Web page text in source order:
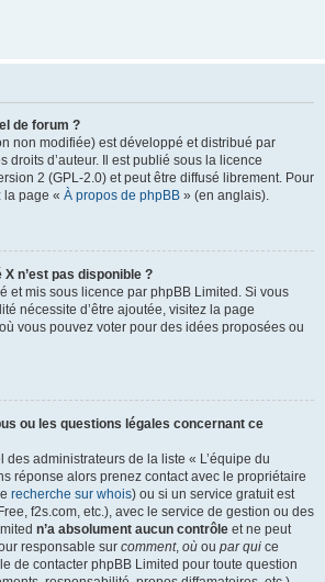
de forum ?
non modifiée) est développé et distribué par
droits d’auteur. Il est publié sous la licence
2 (GPL-2.0) et peut être diffusé librement. Pour
la page « À propos de phpBB » (en anglais).
n’est pas disponible ?
et mis sous licence par phpBB Limited. Si vous
nécessite d’être ajoutée, visitez la page
vous pouvez voter pour des idées proposées ou
ou les questions légales concernant ce
des administrateurs de la liste « L’équipe du
réponse alors prenez contact avec le propriétaire
recherche sur whois) ou si un service gratuit est
f2s.com, etc.), avec le service de gestion ou des
n’a absolument aucun contrôle et ne peut
responsable sur comment, où ou par qui ce
de contacter phpBB Limited pour toute question